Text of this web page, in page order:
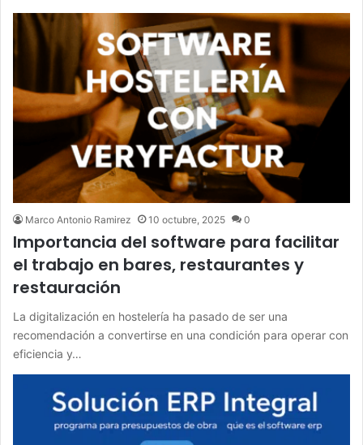
Marco Antonio Ramirez 10 octubre, 2025 0
Importancia del software para facilitar
el trabajo en bares, restaurantes y
restauración
La digitalización en hostelería ha pasado de ser una
recomendación a convertirse en una condición para operar con
eficiencia y…